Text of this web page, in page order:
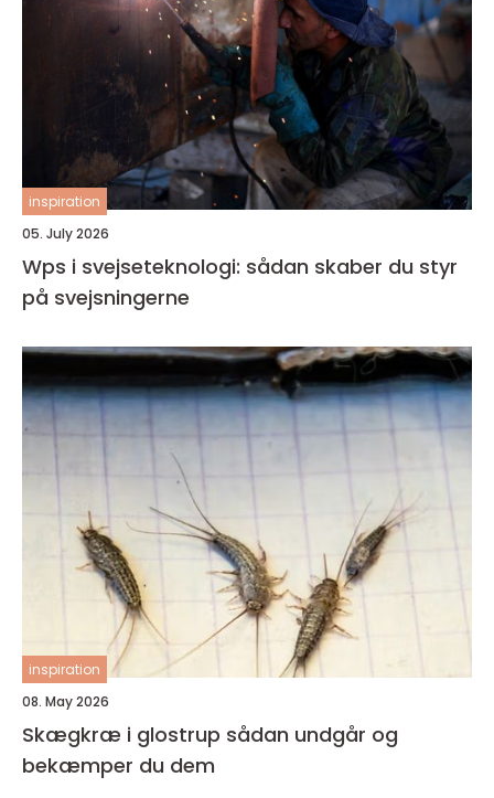
inspiration
05. July 2026
Wps i svejseteknologi: sådan skaber du styr
på svejsningerne
inspiration
08. May 2026
Skægkræ i glostrup sådan undgår og
bekæmper du dem